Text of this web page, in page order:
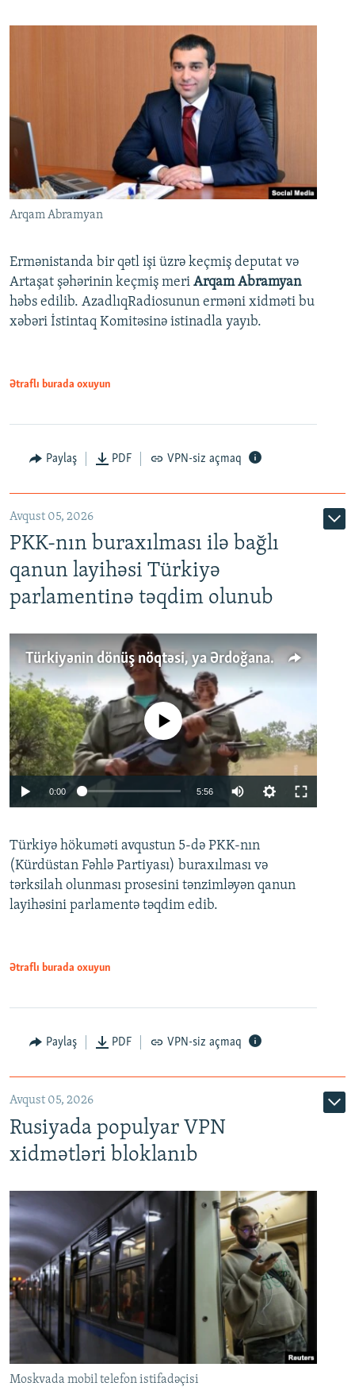
Arqam Abramyan
Ermənistanda bir qətl işi üzrə keçmiş deputat və
Artaşat şəhərinin keçmiş meri Arqam Abramyan
həbs edilib. AzadlıqRadiosunun erməni xidməti bu
xəbəri İstintaq Komitəsinə istinadla yayıb.
Ətraflı burada oxuyun
Paylaş PDF VPN-siz açmaq
Avqust 05, 2026
PKK-nın buraxılması ilə bağlı
qanun layihəsi Türkiyə
parlamentinə təqdim olunub
Türkiyənin dönüş nöqtəsi, ya Ərdoğana üçüncü şans: PKK ilə qəfil barışıq nə deməkdir?
Auto 240p 360p 480p
720p 1080p
No media source currently available
0:00 5:56
360p
480p
Türkiyə hökuməti avqustun 5-də PKK-nın
(Kürdüstan Fəhlə Partiyası) buraxılması və
tərksilah olunması prosesini tənzimləyən qanun
layihəsini parlamentə təqdim edib.
Ətraflı burada oxuyun
Paylaş PDF VPN-siz açmaq
Avqust 05, 2026
Rusiyada populyar VPN
xidmətləri bloklanıb
Moskvada mobil telefon istifadəçisi